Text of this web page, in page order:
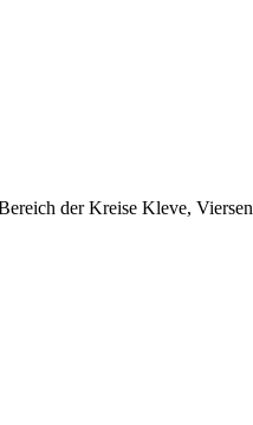
der Kreise Kleve,